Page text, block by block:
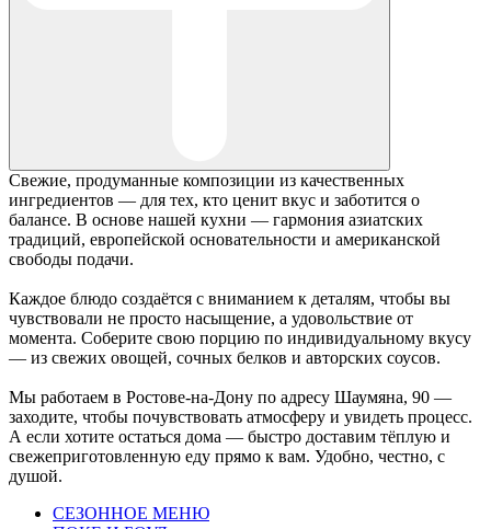
Свежие, продуманные композиции из качественных
ингредиентов — для тех, кто ценит вкус и заботится о
балансе. В основе нашей кухни — гармония азиатских
традиций, европейской основательности и американской
свободы подачи.
Каждое блюдо создаётся с вниманием к деталям, чтобы вы
чувствовали не просто насыщение, а удовольствие от
момента. Соберите свою порцию по индивидуальному вкусу
— из свежих овощей, сочных белков и авторских соусов.
Мы работаем в Ростове-на-Дону по адресу Шаумяна, 90 —
заходите, чтобы почувствовать атмосферу и увидеть процесс.
А если хотите остаться дома — быстро доставим тёплую и
свежеприготовленную еду прямо к вам. Удобно, честно, с
душой.
СЕЗОННОЕ МЕНЮ